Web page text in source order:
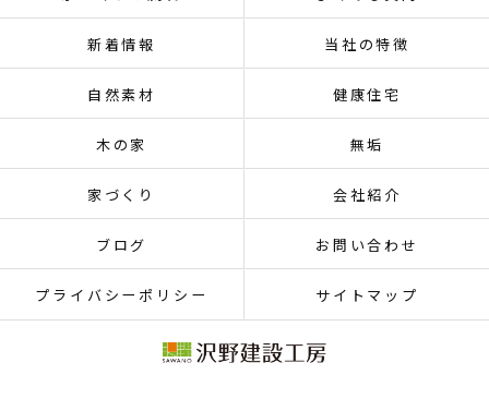
新着情報 当社の特徴
自然素材 健康住宅
木の家 無垢
家づくり 会社紹介
ブログ お問い合わせ
プライバシーポリシー サイトマップ